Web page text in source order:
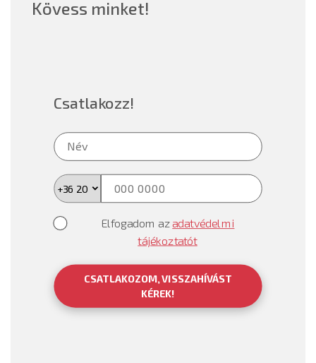
Kövess minket!
Csatlakozz!
Elfogadom azadatvédelmi
tájékoztatót
CSATLAKOZOM, VISSZAHÍVÁST
KÉREK!